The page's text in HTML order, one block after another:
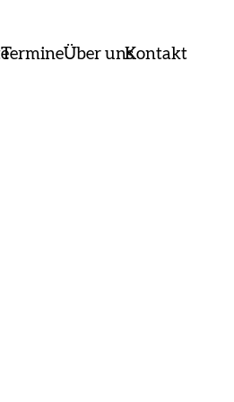
TermineÜber unsKontakt